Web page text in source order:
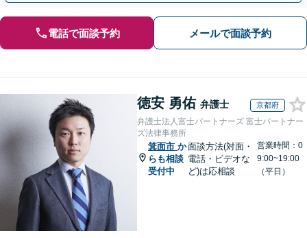
電話で面談予約 メールで面談予約
徳安 勇佑 弁護士 京都府
弁護士法人富士パートナーズ 富士パートナー
ズ法律事務所
箕面市 か
らも相談
受付中
面談方法(対面・
電話・ビデオな
ど)は応相談
営業時間：0
9:00~19:00
（平日）